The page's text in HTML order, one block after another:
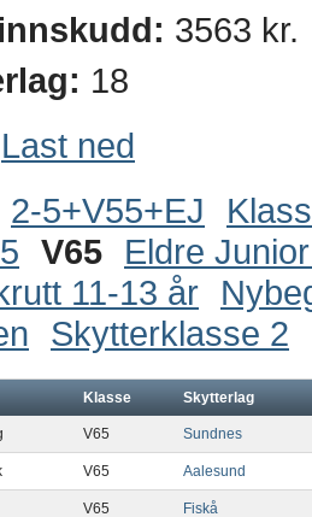
3563 kr.
18
Last ned
2-5+V55+EJ
V65
Eldre
11-13 år
Skytterklasse 2
Klasse Skytterlag
V65 Sundnes
V65 Aalesund
V65 Fiskå